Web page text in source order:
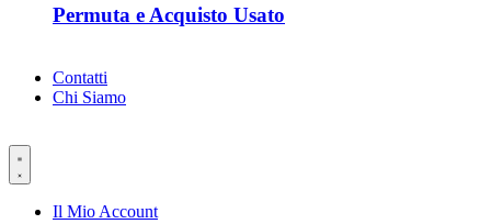
Permuta e Acquisto Usato
Contatti
Chi Siamo
Il Mio Account